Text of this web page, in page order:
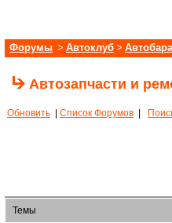
Форумы > Автоклуб >
Автозапчасти и
Обновить Список Форумов
Темы